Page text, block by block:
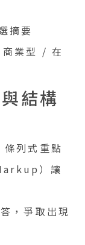
摘要
業型 / 在
結構
列式重點
）讓
，爭取出現